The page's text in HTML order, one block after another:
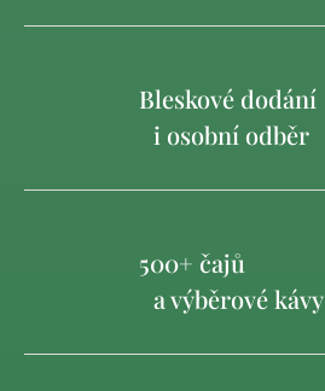
Bleskové dodání
i osobní odběr
500+ čajů
a výběrové kávy